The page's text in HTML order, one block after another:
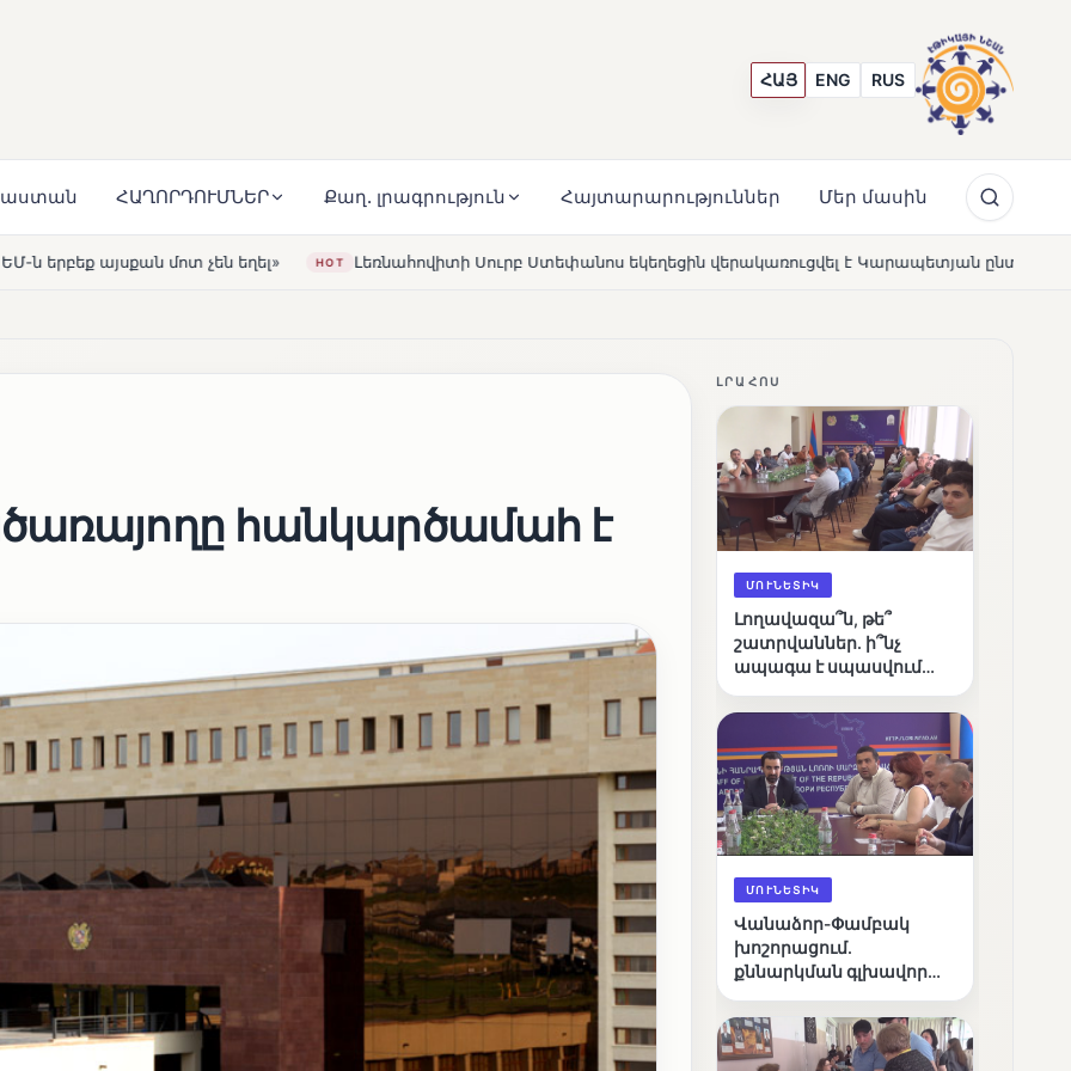
ՀԱՅ ENG RUS
ՀԱՂՈՐԴՈՒՄՆԵՐ Քաղ. լրագրություն Հայտարարություններ Մեր մասին
HOT Լեռնահովիտի Սուրբ Ստեփանոս եկեղեցին վերակառուցվել է Կարապետյան ընտանիքի մեկենասությամբ
հանկարծամահ է
ԼՐԱՀՈՍ
ՄՈՒՆԵՏԻԿ
Լողավազա՞ն, թե՞
շատրվաններ. ի՞նչ
ապագա է սպասվում
լճին
ՄՈՒՆԵՏԻԿ
Վանաձոր-Փամբակ
խոշորացում.
քննարկման գլխավոր
կառավարո՞ւմ, թե՞
քաղաքական նպատակ